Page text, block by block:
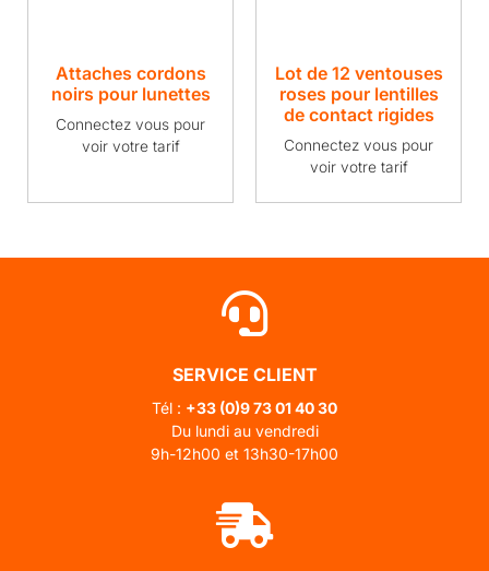
Attaches cordons
noirs pour lunettes
Connectez vous pour
voir votre tarif
Lot de 12 ventouses
roses pour lentilles
de contact rigides
Connectez vous pour
voir votre tarif
SERVICE CLIENT
Tél : +33 (0)9 73 01 40 30
Du lundi au vendredi
9h-12h00 et 13h30-17h00